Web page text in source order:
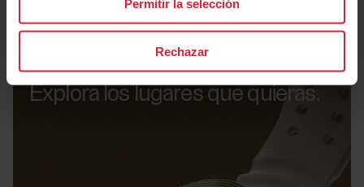
Permitir la selección
Rechazar
Explora los lugares que quieras.